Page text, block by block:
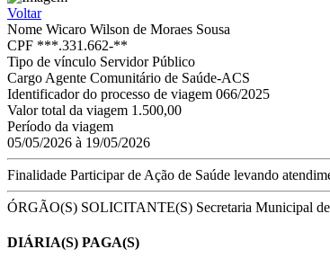
Voltar
Nome Wicaro Wilson de Moraes Sousa
CPF ***.331.662-**
Tipo de vínculo Servidor Público
Cargo Agente Comunitário de Saúde-ACS
Identificador do processo de viagem 066/2025
Valor total da viagem 1.500,00
Período da viagem
05/05/2026 à 19/05/2026
Finalidade Participar de Ação de Saúde levando
ÓRGÃO(S) SOLICITANTE(S) Secretaria Municipal
DIÁRIA(S) PAGA(S)